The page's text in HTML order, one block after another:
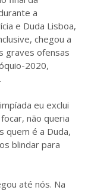
a
e Duda Lisboa,
chegou a
graves ofensas
2020,
eu exclui
não queria
quem é a Duda,
blindar para
até nós. Na